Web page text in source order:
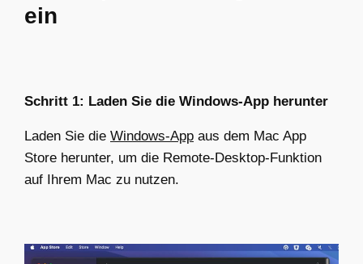
ein
Schritt 1: Laden Sie die Windows-App herunter
Laden Sie die Windows-App aus dem Mac App
Store herunter, um die Remote-Desktop-Funktion
auf Ihrem Mac zu nutzen.